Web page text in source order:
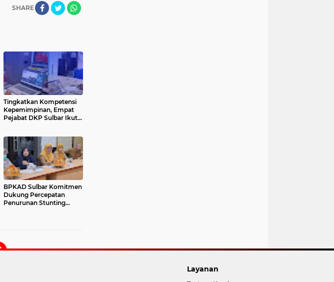
SHARE
Tingkatkan Kompetensi
Kepemimpinan, Empat
Pejabat DKP Sulbar Ikuti
BPKAD Sulbar Komitmen
Dukung Percepatan
Penurunan Stunting
Layanan